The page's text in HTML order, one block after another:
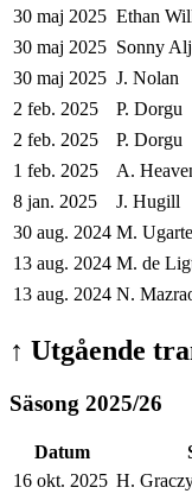
30 maj 2025 Ethan
30 maj 2025 Sonny
30 maj 2025 J. Nolan
2 feb. 2025
P. Dorgu
2 feb. 2025
P. Dorgu
1 feb. 2025
A.
8 jan. 2025
J. Hugill
30 aug. 2024 M. Ugarte
13 aug. 2024 M. de
13 aug. 2024 N.
↑ Utgående
Säsong 2025/26
Datum
16 okt. 2025 H.